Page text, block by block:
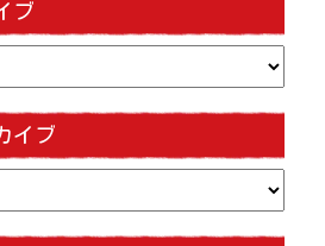
ブ
イブ